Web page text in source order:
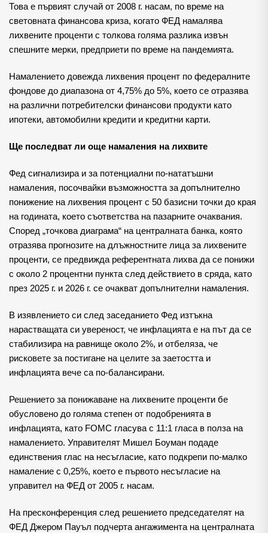
Това е първият случай от 2008 г. насам, по време на
световната финансова криза, когато ФЕД намалява
лихвените проценти с толкова голяма разлика извън
спешните мерки, предприети по време на пандемията.
Намалението довежда лихвения процент по федералните
фондове до диапазона от 4,75% до 5%, което се отразява
на различни потребителски финансови продукти като
ипотеки, автомобилни кредити и кредитни карти.
Ще последват ли още намаления на лихвите
Фед сигнализира и за потенциални по-нататъшни
намаления, посочвайки възможността за допълнително
понижение на лихвения процент с 50 базисни точки до края
на годината, което съответства на пазарните очаквания.
Според „точкова диаграма“ на централната банка, която
отразява прогнозите на длъжностните лица за лихвените
проценти, се предвижда референтната лихва да се понижи
с около 2 процентни пункта след действието в сряда, като
през 2025 г. и 2026 г. се очакват допълнителни намаления.
В изявлението си след заседанието Фед изтъкна
нарастващата си увереност, че инфлацията е на път да се
стабилизира на равнище около 2%, и отбеляза, че
рисковете за постигане на целите за заетостта и
инфлацията вече са по-балансирани.
Решението за понижаване на лихвените проценти бе
обусловено до голяма степен от подобренията в
инфлацията, като FOMC гласува с 11:1 гласа в полза на
намалението. Управителят Мишел Боуман подаде
единствения глас на несъгласие, като подкрепи по-малко
намаление с 0,25%, което е първото несъгласие на
управител на ФЕД от 2005 г. насам.
На пресконференция след решението председателят на
ФЕД Джером Пауъл подчерта ангажимента на централната